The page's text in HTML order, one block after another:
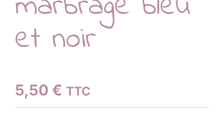
et noir
5,50 € TTC